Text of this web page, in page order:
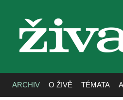
živa
ARCHIV O ŽIVĚ TÉMATA